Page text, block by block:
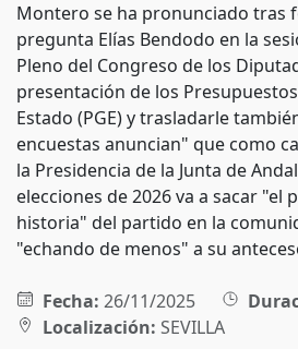
Montero se ha pronunciado tras
pregunta Elías Bendodo en la
Pleno del Congreso de los
presentación de los
Estado (PGE) y trasladarle
encuestas anuncian" que como
la Presidencia de la Junta de
elecciones de 2026 va a sacar "el
historia" del partido en la
"echando de menos" a su
Fecha: 26/11/2025
Localización: SEVILLA